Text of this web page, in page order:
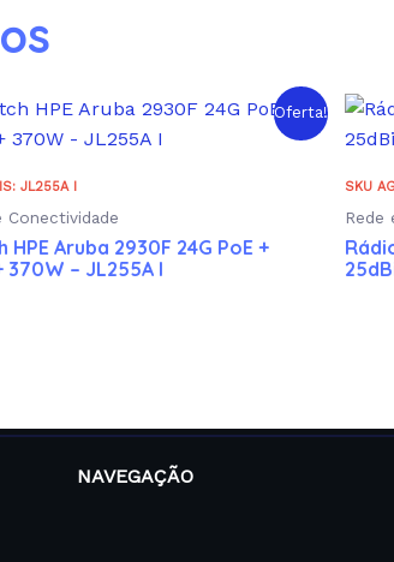
Oferta!
JL255A I
Conectividade
HPE Aruba 2930F 24G PoE +
370W – JL255A I
SKU
Rede
NAVEGAÇÃO